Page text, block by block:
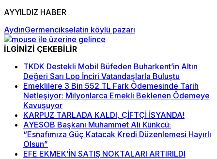
AYYILDIZ HABER
AydınGermencikselatin köylü pazarı
İLGİNİZİ ÇEKEBİLİR
TKDK Destekli Mobil Büfeden Buharkent’in Altın
Değeri Sarı Lop İnciri Vatandaşlarla Buluştu
Emeklilere 3 Bin 552 TL Fark Ödemesinde Tarih
Netleşiyor: Milyonlarca Emekli Beklenen Ödemeye
Kavuşuyor
KARPUZ TARLADA KALDI, ÇİFTÇİ İSYANDA!
AYESOB Başkanı Muhammet Ali Künkcü:
“Esnafımıza Güç Katacak Kredi Düzenlemesi Hayırlı
Olsun”
EFE EKMEK’İN SATIŞ NOKTALARI ARTIRILDI